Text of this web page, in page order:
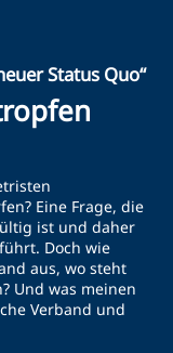
Status Quo“
Eine Frage, die
ist und daher
Doch wie
aus, wo steht
Und was meinen
Verband und